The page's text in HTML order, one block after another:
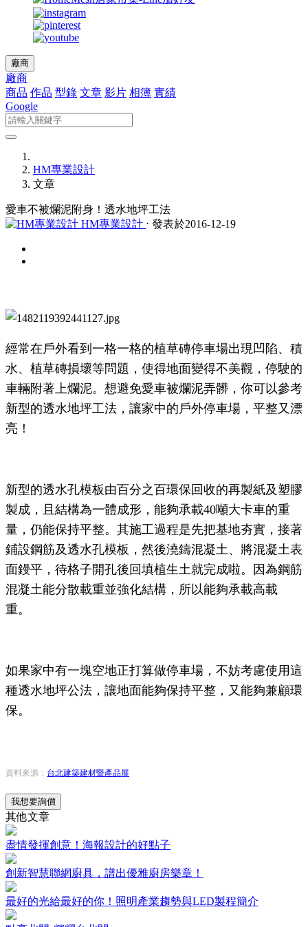
廠商
廠商
商品 作品 型錄 文章 影片 相簿 實績
Google
HM專業設計
文章
愛車不被爛泥附身！透水地坪工法
HM專業設計 ⋅ 發表於2016-12-19
經常在戶外看到一格一格的植草磚停車場出現凹陷、積
水、植草磚損壞等問題，使得地面變得不美觀，停駛的
車輛附著上爛泥。想避免愛車被爛泥弄髒，你可以參考
新型的透水地坪工法，讓家中的戶外停車場，平整又漂
亮！
新型的透水孔模板由百分之百環保回收的再製紙及塑膠
製成，且結構為一體成形，能夠承載40噸大卡車的重
量，仍能保持平整。其施工過程是先把基地夯實，接著
鋪設鋼筋及透水孔模板，然後澆鑄混凝土、將混凝土表
面鏝平，待格子開孔後回填植生土就完成啦。因為鋼筋
混凝土能分散載重並強化結構，所以能夠承載高載
重。
如果家中有一塊空地正打算做停車場，不妨考慮使用這
種透水地坪公法，讓地面能夠保持平整，又能夠兼顧環
保。
資料來源： 台北建築建材暨產品展
我想要詢價
其他文章
盡情發揮創意！海報設計的好點子
創新智慧聯網廚具，譜出優雅廚房樂章！
最好的光給最好的你！照明產業趨勢與LED製程簡介